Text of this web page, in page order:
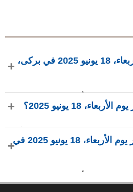
ما هو طور القمر يوم الأربعاء، 18 يونيو 2025 في برکی،
طور تربيع ثاني بإضاءة 49.9%، عمره 22.16 يومًا، ويقع في كوكبة
18 يونيو 2025؟
متى يشرق ويغرب القمر يوم الأربعاء، 18 يونيو 2025 في